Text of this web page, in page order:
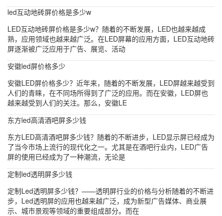
led互动地砖屏价格是多少w
LED互动地砖屏价格是多少w？随着的不断发展，LED也越来越成
熟，应用领域也越来越广泛。在LED屏幕的应用方面，LED互动地砖
屏逐渐被广泛应用于广告、展览、活动
安徽led屏价格多少
安徽LED屏价格多少？近年来，随着的不断发展，LED屏越来越受到
人们的青睐，在不同场所得到了广泛的应用。而在安徽，LED屏也
越来越受到人们的关注。那么，安徽LE
东方led高清酒吧屏多少钱
东方LED高清酒吧屏多少钱？随着的不断进步，LED显示屏已经成为
了当今市场上流行的现代化之一。尤其是在酒吧行业内，LED广告
屏的使用已经成为了一种潮流，无论是
定制led透明屏多少钱
定制Led透明屏多少钱？——透明屏行业的价格与分析随着的不断进
步，Led透明屏的应用也越来越广泛，成为新型广告媒体、商业展
示、城市景观等领域的重要组成部分。而在